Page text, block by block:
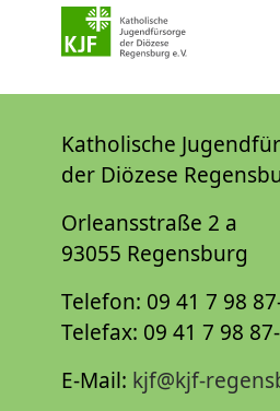
Katholische
der Diözese
Orleansstraße 2 a
93055 Regensburg
Telefon: 09 41 7 98
Telefax: 09 41 7 98
E-Mail: kjf@kjf-